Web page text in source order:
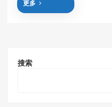
更多
搜索